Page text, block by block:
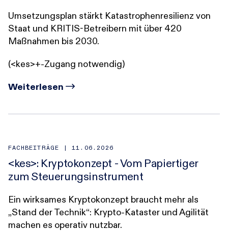
Umsetzungsplan stärkt Katastrophenresilienz von
Staat und KRITIS-Betreibern mit über 420
Maßnahmen bis 2030.
(<kes>+-Zugang notwendig)
Weiterlesen
FACHBEITRÄGE | 11.06.2026
<kes>: Kryptokonzept - Vom Papiertiger
zum Steuerungsinstrument
Ein wirksames Kryptokonzept braucht mehr als
„Stand der Technik“: Krypto-Kataster und Agilität
machen es operativ nutzbar.